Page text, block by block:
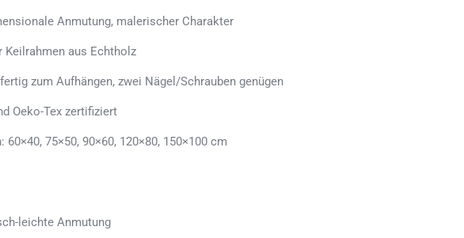
Anmutung, malerischer Charakter
Keilrahmen aus Echtholz
zum Aufhängen, zwei Nägel/Schrauben genügen
Oeko-Tex zertifiziert
60×40, 75×50, 90×60, 120×80, 150×100 cm
leichte Anmutung